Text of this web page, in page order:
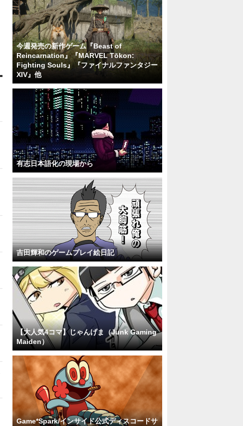
今週発売の新作ゲーム『Beast of
Reincarnation』『MARVEL Tōkon:
Fighting Souls』『ファイナルファンタジー
XIV』他
有志日本語化の現場から
吉田輝和のゲームプレイ絵日記
【大人気4コマ】じゃんげま（Junk Gaming
Maiden）
Game*Spark/インサイド公式ディスコードサ